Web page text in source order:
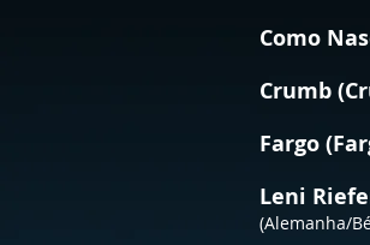
Como
Crumb
Fargo
Leni
(Alemanha/